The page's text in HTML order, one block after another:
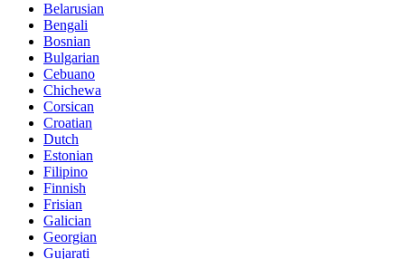
Belarusian
Bengali
Bosnian
Bulgarian
Cebuano
Chichewa
Corsican
Croatian
Dutch
Estonian
Filipino
Finnish
Frisian
Galician
Georgian
Gujarati